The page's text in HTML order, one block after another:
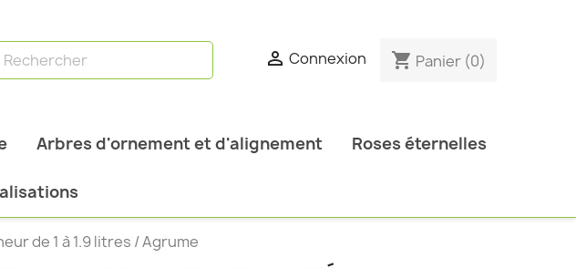
 Connexion shopping_cart Panier (0)
fruitiers
Arbres d'ornement et d'alignement Roses éternelles
de 1 à 1.9 litres / Agrume